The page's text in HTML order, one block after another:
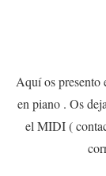
Aquí os presento
en piano . Os
el MIDI (